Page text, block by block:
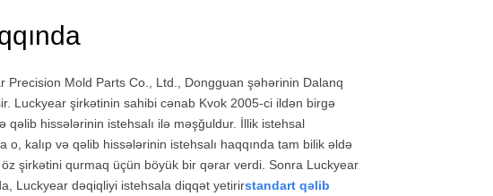
Precision Mold Parts Co., Ltd., Dongguan şəhərinin Dalanq
Luckyear şirkətinin sahibi cənab Kvok 2005-ci ildən birgə
qəlib hissələrinin istehsalı ilə məşğuldur. İllik istehsal
o, kalıp və qəlib hissələrinin istehsalı haqqında tam bilik əldə
şirkətini qurmaq üçün böyük bir qərar verdi. Sonra Luckyear
Luckyear dəqiqliyi istehsala diqqət yetirirstandart qəlib